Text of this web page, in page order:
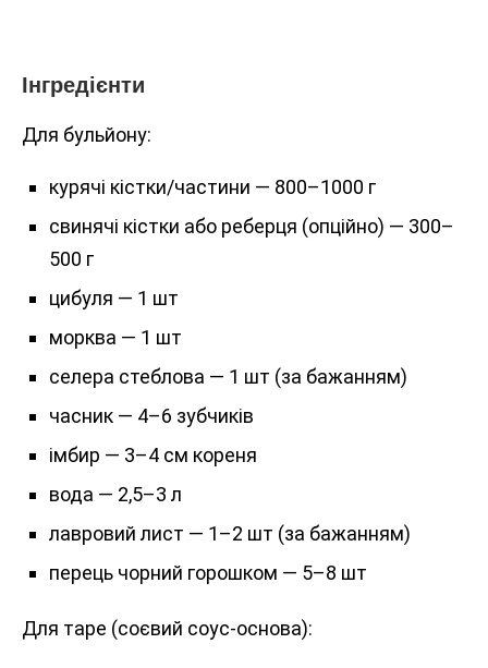
Інгредієнти
Для бульйону:
курячі кістки/частини — 800–1000 г
свинячі кістки або реберця (опційно) — 300–
500 г
цибуля — 1 шт
морква — 1 шт
селера стеблова — 1 шт (за бажанням)
часник — 4–6 зубчиків
імбир — 3–4 см кореня
вода — 2,5–3 л
лавровий лист — 1–2 шт (за бажанням)
перець чорний горошком — 5–8 шт
Для таре (соєвий соус-основа):